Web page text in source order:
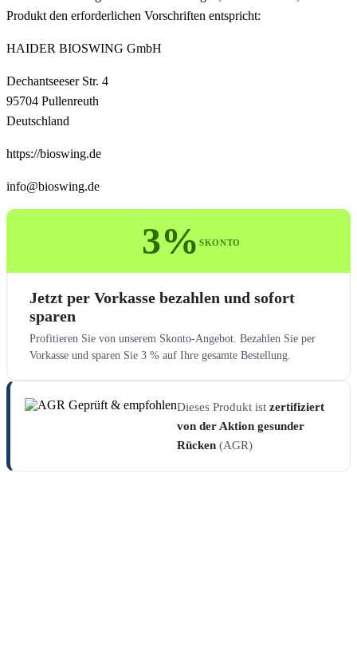
Produkt den erforderlichen Vorschriften entspricht:
HAIDER BIOSWING GmbH
Dechantseeser Str. 4
95704 Pullenreuth
Deutschland
https://bioswing.de
info@bioswing.de
3%SKONTO
Jetzt per Vorkasse bezahlen und sofort
sparen
Profitieren Sie von unserem Skonto-Angebot. Bezahlen Sie per
Vorkasse und sparen Sie 3 % auf Ihre gesamte Bestellung.
Dieses Produkt ist zertifiziert
von der Aktion gesunder
Rücken (AGR)